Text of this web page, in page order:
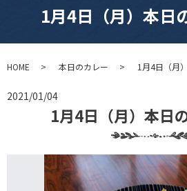
1月4日（月）本日
HOME 本日のカレー 1月4日（月
2021/01/04
1月4日（月）本日